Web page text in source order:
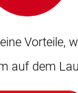
Präparat für
z.B.
die
Vorteile,
auf dem